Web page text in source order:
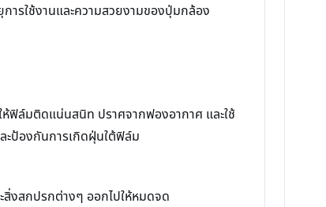
รใช้งานและความสวยงามของปุ่มกล้อง
ล์มติดแน่นสนิท ปราศจากฟองอากาศ และใช้
ะป้องกันการเกิดฝุ่นใต้ฟิล์ม
สิ่งสกปรกต่างๆ ออกไปให้หมดจด